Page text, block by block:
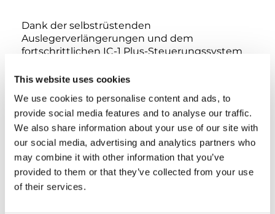
This website uses cookies
We use cookies to personalise content and ads, to
provide social media features and to analyse our traffic.
We also share information about your use of our site with
our social media, advertising and analytics partners who
may combine it with other information that you’ve
provided to them or that they’ve collected from your use
of their services.
Dank der selbstrüstenden
Auslegerverlängerungen und dem
fortschrittlichen IC-1 Plus-Steuerungssystem
Bedingungen eine hervorragende
Surround-View-Kamerasystem machen die
Einrichtung auf der Baustelle schneller und
sicherer denn je.
Für die Straße gebaut, bereit für die Zukunft
Über seine Leistung auf der Baustelle hinaus
bietet der AC 5.250L-2 eine beeindruckende